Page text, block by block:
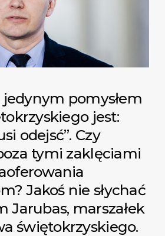
jedynym pomysłem
jest:
odejsć”. Czy
tymi zaklęciami
Jakoś nie słychać
Jarubas, marszałek
świętokrzyskiego.